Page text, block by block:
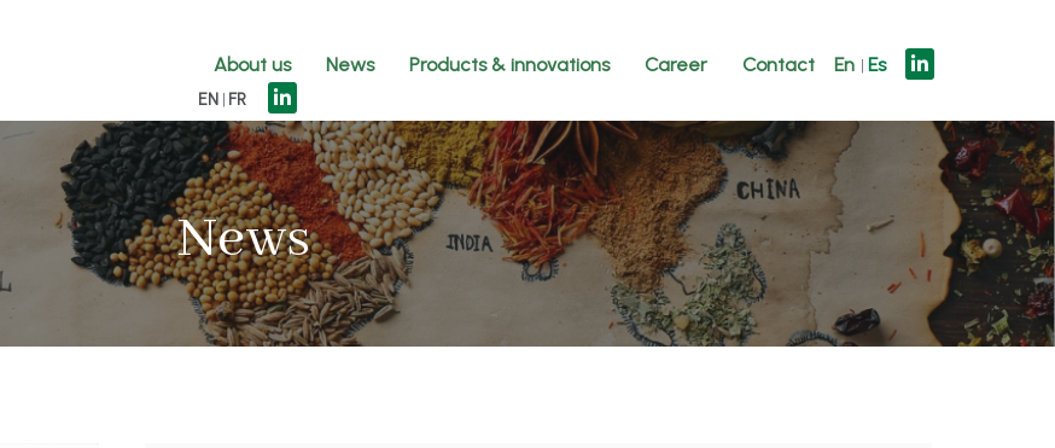
About us News Products & innovations Career Contact En Es
EN FR
News